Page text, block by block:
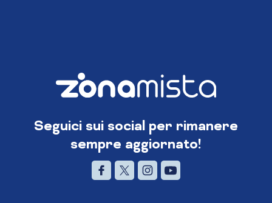
Seguici sui social per rimanere
sempre aggiornato!